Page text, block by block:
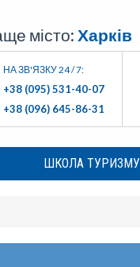
місто: Харків
НА ЗВ'ЯЗКУ 24 / 7:
+38 (095) 531-40-07
+38 (096) 645-86-31
ШКОЛА ТУРИЗМУ